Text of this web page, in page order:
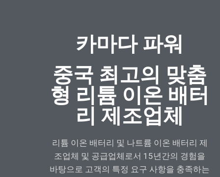
카마다 파워
중국 최고의 맞춤
형 리튬 이온 배터
리 제조업체
리튬 이온 배터리 및 나트륨 이온 배터리 제
조업체 및 공급업체로서 15년간의 경험을
바탕으로 고객의 특정 요구 사항을 충족하는